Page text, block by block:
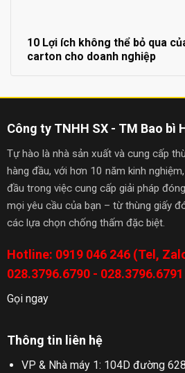
10 Lợi ích không thể bỏ qua
carton cho doanh nghiệp
Công ty TNHH SX - TM Bao bì
Tự hào là nhà sản xuất và cung cấp
hàng đầu, với hơn 10 năm kinh
đầu trong việc cung cấp giải pháp
mọi yêu cầu của bạn – từ thùng giấy
các lựa chọn chống thấm đặc biệt.
Hotline: 0919 046 246 (Tel,
028.3796.6790 - 028.3796.6791
Gọi ngay
Thông tin liên hệ
VP & Nhà máy 1: 104D đường